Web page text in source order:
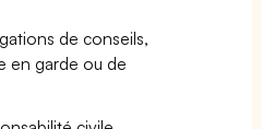
de conseils,
en garde ou de